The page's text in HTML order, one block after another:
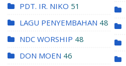
PDT. IR. NIKO 51
LAGU PENYEMBAHAN 48
NDC WORSHIP 48
DON MOEN 46